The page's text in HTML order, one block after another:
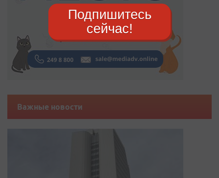
Важные новости
Подпишитесь
сейчас!